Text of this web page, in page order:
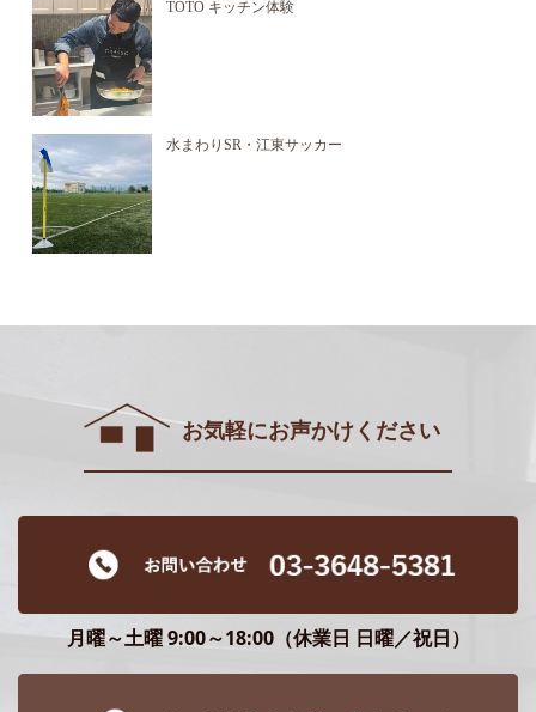
TOTO キッチン体験
水まわりSR・江東サッカー
お気軽にお声かけください
月曜～土曜 9:00～18:00（休業日 日曜／祝日）